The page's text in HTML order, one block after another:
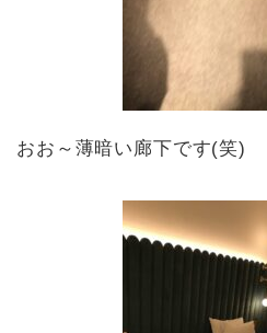
おお～薄暗い廊下です(笑)